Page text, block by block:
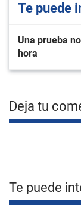
Te puede
Una prueba
hora
Deja tu
Te puede